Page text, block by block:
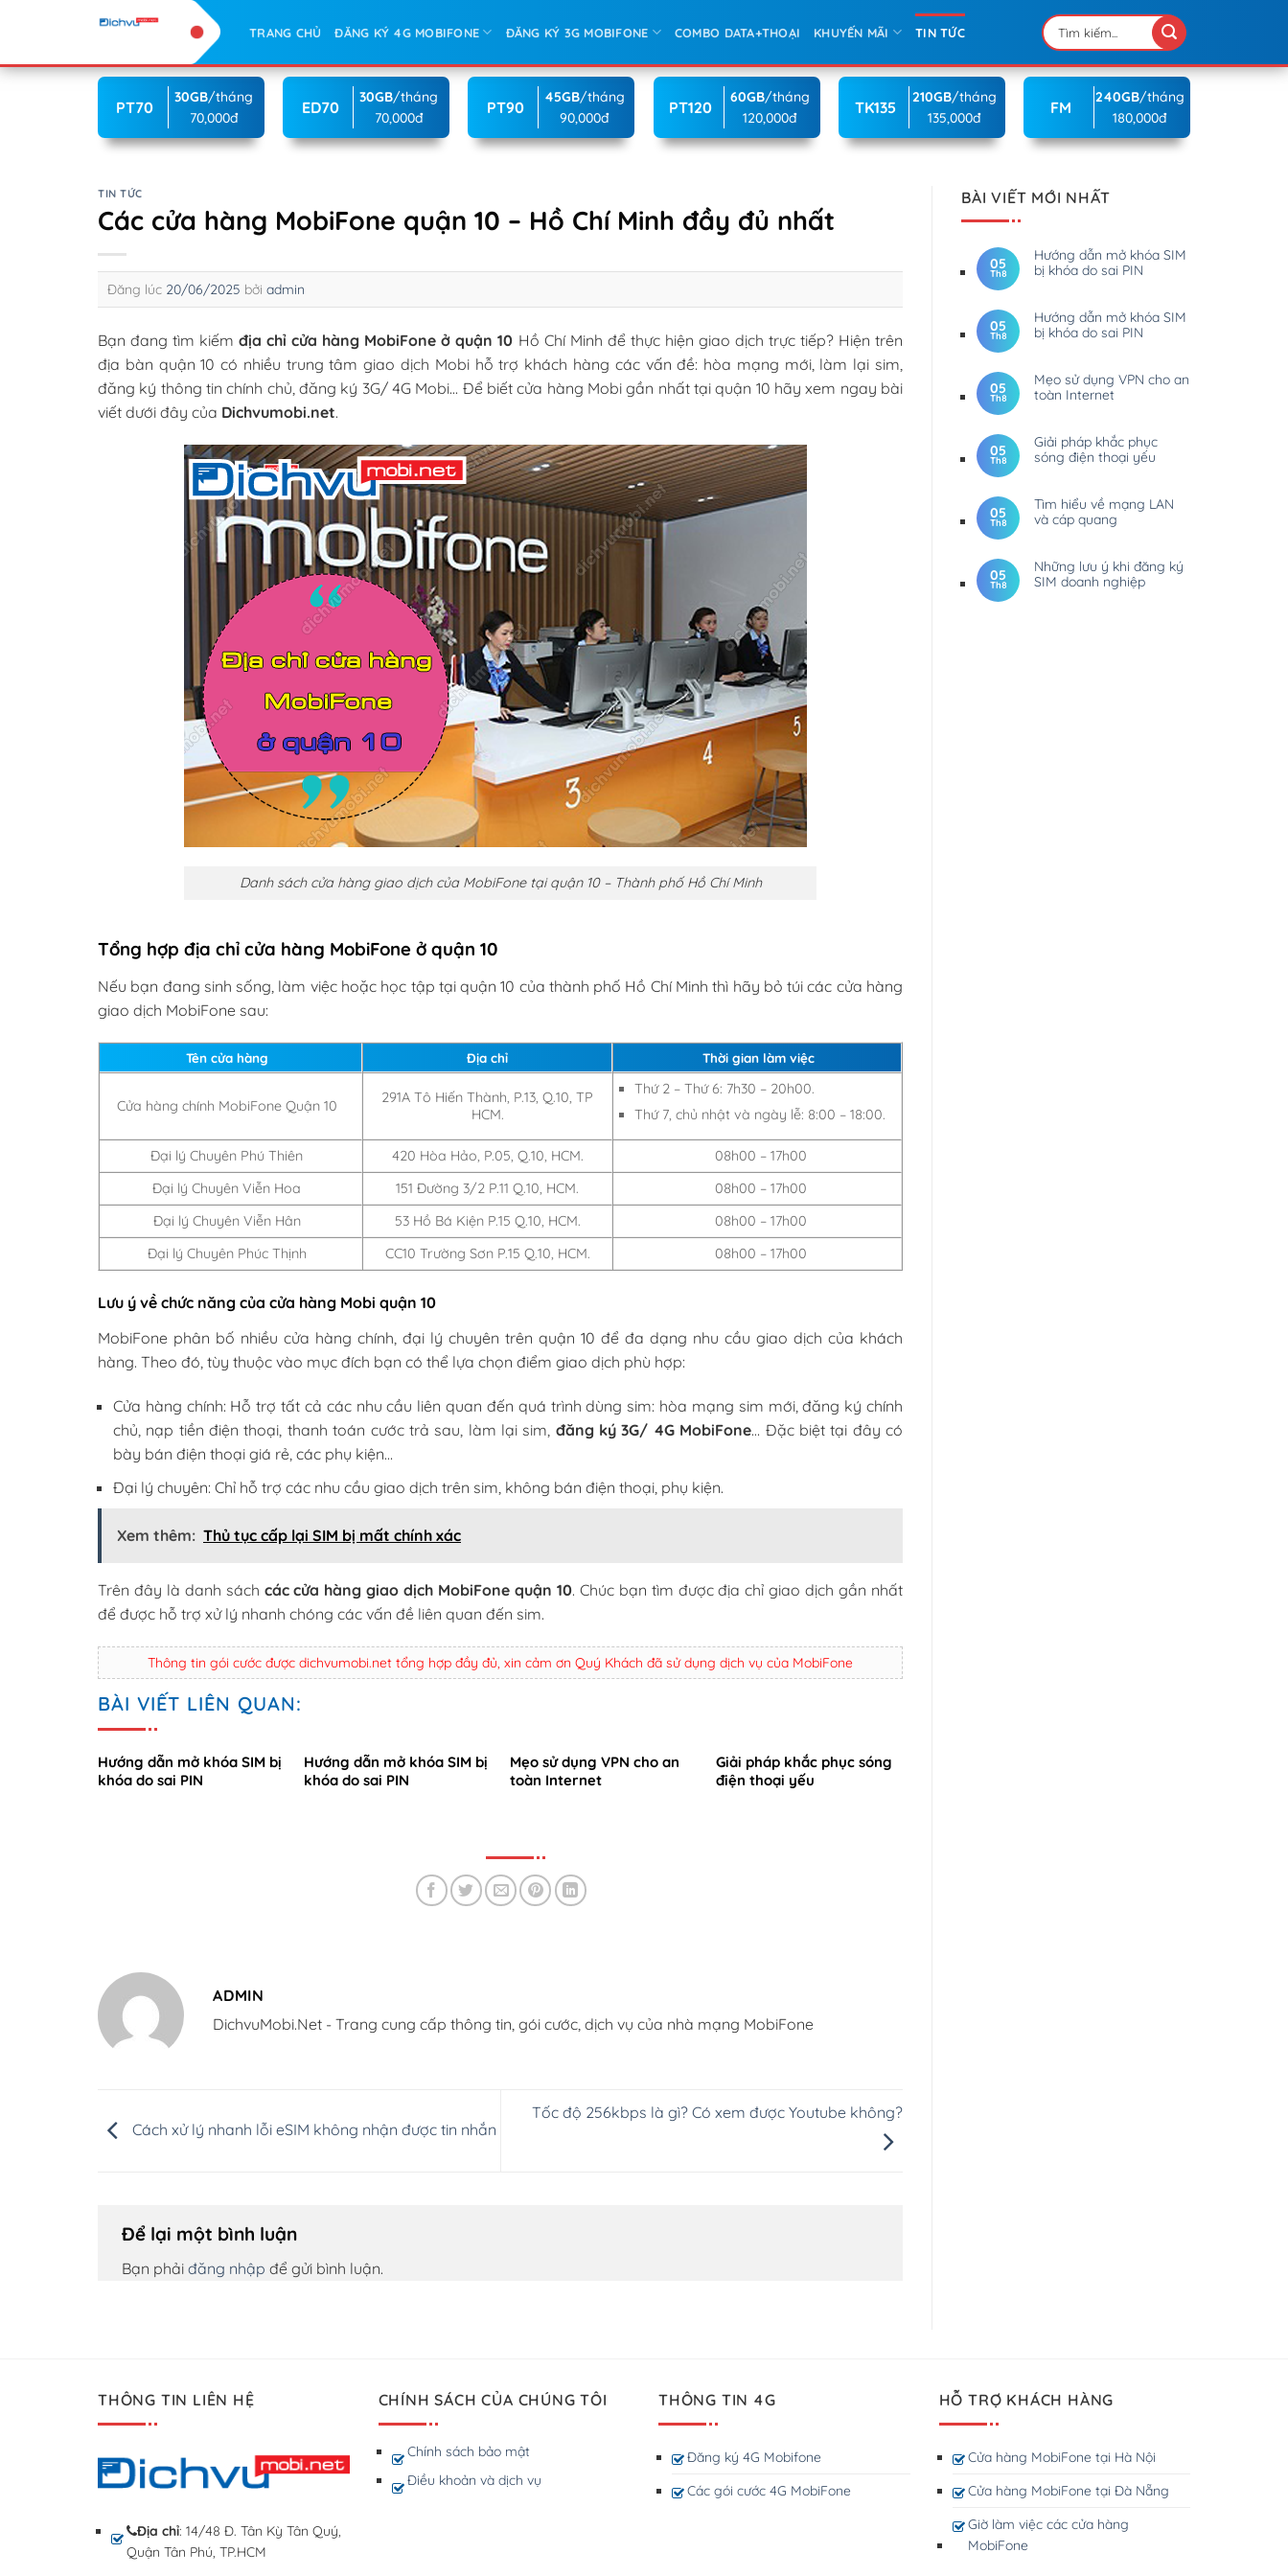
content
TRANG CHỦ ĐĂNG KÝ 4G MOBIFONE ĐĂNG KÝ 3G MOBIFONE COMBO DATA+THOẠI KHUYẾN MÃI TIN TỨC
PT70
30GB/tháng
70,000đ
ED70
30GB/tháng
70,000đ
PT90
45GB/tháng
90,000đ
PT120
60GB/tháng
120,000đ
TK135
210GB/tháng
135,000đ
FM
240GB/tháng
180,000đ
TIN TỨC
Các cửa hàng MobiFone quận 10 – Hồ Chí Minh đầy đủ nhất
Đăng lúc 20/06/2025 bởi admin
Bạn đang tìm kiếmđịa chỉ cửa hàng MobiFone ở quận 10 Hồ Chí Minh để thực hiện giao dịch trực tiếp? Hiện trên
địa bàn quận 10 có nhiều trung tâm giao dịch Mobi hỗ trợ khách hàng các vấn đề: hòa mạng mới, làm lại sim,
đăng ký thông tin chính chủ, đăng ký 3G/ 4G Mobi… Để biết cửa hàng Mobi gần nhất tại quận 10 hãy xem ngay bài
viết dưới đây của Dichvumobi.net.
Danh sách cửa hàng giao dịch của MobiFone tại quận 10 – Thành phố Hồ Chí Minh
Tổng hợp địa chỉ cửa hàng MobiFone ở quận 10
Nếu bạn đang sinh sống, làm việc hoặc học tập tại quận 10 của thành phố Hồ Chí Minh thì hãy bỏ túi các cửa hàng
giao dịch MobiFone sau:
Tên cửa hàng Địa chỉ Thời gian làm việc
Cửa hàng chính MobiFone Quận 10
291A Tô Hiến Thành, P.13, Q.10, TP
HCM.
Thứ 2 – Thứ 6: 7h30 – 20h00.
Thứ 7, chủ nhật và ngày lễ: 8:00 – 18:00.
Đại lý Chuyên Phú Thiên 420 Hòa Hảo, P.05, Q.10, HCM.
08h00 – 17h00
Đại lý Chuyên Viễn Hoa
151 Đường 3/2 P.11 Q.10, HCM.
08h00 – 17h00
Đại lý Chuyên Viễn Hân
53 Hồ Bá Kiện P.15 Q.10, HCM.
08h00 – 17h00
Đại lý Chuyên Phúc Thịnh
CC10 Trường Sơn P.15 Q.10, HCM. 08h00 – 17h00
Lưu ý về chức năng của cửa hàng Mobi quận 10
MobiFone phân bố nhiều cửa hàng chính, đại lý chuyên trên quận 10 để đa dạng nhu cầu giao dịch của khách
hàng. Theo đó, tùy thuộc vào mục đích bạn có thể lựa chọn điểm giao dịch phù hợp:
Cửa hàng chính: Hỗ trợ tất cả các nhu cầu liên quan đến quá trình dùng sim: hòa mạng sim mới, đăng ký chính
chủ, nạp tiền điện thoại, thanh toán cước trả sau, làm lại sim, đăng ký 3G/ 4G MobiFone… Đặc biệt tại đây có
bày bán điện thoại giá rẻ, các phụ kiện…
Đại lý chuyên: Chỉ hỗ trợ các nhu cầu giao dịch trên sim, không bán điện thoại, phụ kiện.
Xem thêm: Thủ tục cấp lại SIM bị mất chính xác
Trên đây là danh sách các cửa hàng giao dịch MobiFone quận 10. Chúc bạn tìm được địa chỉ giao dịch gần nhất
để được hỗ trợ xử lý nhanh chóng các vấn đề liên quan đến sim.
Thông tin gói cước được dichvumobi.net tổng hợp đầy đủ, xin cảm ơn Quý Khách đã sử dụng dịch vụ của MobiFone
BÀI VIẾT LIÊN QUAN:
Hướng dẫn mở khóa SIM bị
khóa do sai PIN
Hướng dẫn mở khóa SIM bị
khóa do sai PIN
Mẹo sử dụng VPN cho an
toàn Internet
Giải pháp khắc phục sóng
điện thoại yếu
ADMIN
DichvuMobi.Net - Trang cung cấp thông tin, gói cước, dịch vụ của nhà mạng MobiFone
Cách xử lý nhanh lỗi eSIM không nhận được tin nhắn
Tốc độ 256kbps là gì? Có xem được Youtube không?
Để lại một bình luận
Bạn phải đăng nhập để gửi bình luận.
BÀI VIẾT MỚI NHẤT
05
Th8
Hướng dẫn mở khóa SIM
bị khóa do sai PIN
05
Th8
Hướng dẫn mở khóa SIM
bị khóa do sai PIN
05
Th8
Mẹo sử dụng VPN cho an
toàn Internet
05
Th8
Giải pháp khắc phục
sóng điện thoại yếu
05
Th8
Tìm hiểu về mạng LAN
và cáp quang
05
Th8
Những lưu ý khi đăng ký
SIM doanh nghiệp
THÔNG TIN LIÊN HỆ
Địa chỉ: 14/48 Đ. Tân Kỳ Tân Quý,
Quận Tân Phú, TP.HCM
CHÍNH SÁCH CỦA CHÚNG TÔI
Chính sách bảo mật
Điều khoản và dịch vụ
THÔNG TIN 4G
Đăng ký 4G Mobifone
Các gói cước 4G MobiFone
HỖ TRỢ KHÁCH HÀNG
Cửa hàng MobiFone tại Hà Nội
Cửa hàng MobiFone tại Đà Nẵng
Giờ làm việc các cửa hàng
MobiFone